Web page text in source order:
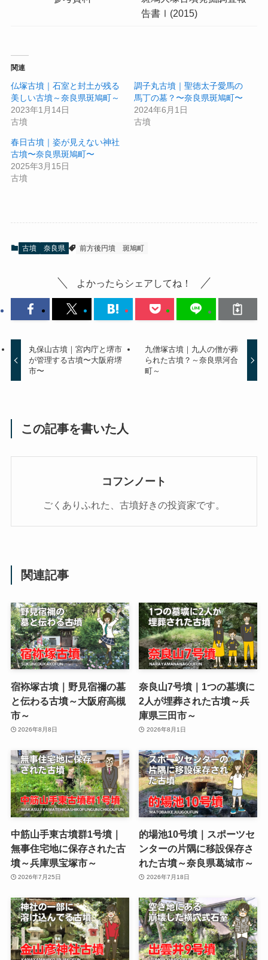
告書Ⅰ(2015)
関連
仏塚古墳｜石室と封土が残る
美しい古墳～奈良県斑鳩町～
2023年1月14日
古墳
調子丸古墳｜聖徳太子愛馬の
馬丁の墓？〜奈良県斑鳩町〜
2024年6月1日
古墳
春日古墳｜姿が見えない神社
古墳〜奈良県斑鳩町〜
2025年3月15日
古墳
古墳 奈良県 前方後円墳 斑鳩町
よかったらシェアしてね！
丸保山古墳｜宮内庁と堺市
が管理する古墳〜大阪府堺
市〜
九僧塚古墳｜九人の僧が葬
られた古墳？～奈良県河合
町～
この記事を書いた人
コフンノート
ごくありふれた、古墳好きの投資家です。
関連記事
宿袮塚古墳｜野見宿禰の墓
と伝わる古墳～大阪府高槻
市～
2026年8月8日
奈良山7号墳｜1つの墓壙に
2人が埋葬された古墳～兵
庫県三田市～
2026年8月1日
中筋山手東古墳群1号墳｜
無事住宅地に保存された古
墳～兵庫県宝塚市～
2026年7月25日
的場池10号墳｜スポーツセ
ンターの片隅に移設保存さ
れた古墳～奈良県葛城市～
2026年7月18日